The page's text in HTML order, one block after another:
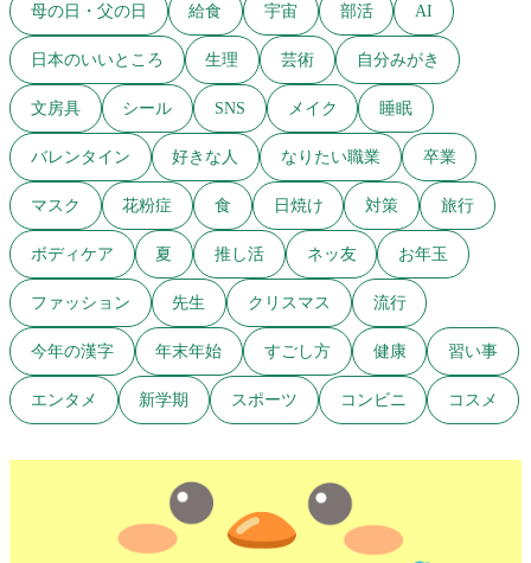
母の日・父の日 給食 宇宙 部活 AI
日本のいいところ 生理 芸術 自分みがき
文房具 シール SNS メイク 睡眠
バレンタイン 好きな人 なりたい職業 卒業
マスク 花粉症 食 日焼け 対策 旅行
ボディケア 夏 推し活 ネッ友 お年玉
ファッション 先生 クリスマス 流行
今年の漢字 年末年始 すごし方 健康 習い事
エンタメ 新学期 スポーツ コンビニ コスメ